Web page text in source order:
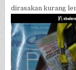
dirasakan kurang